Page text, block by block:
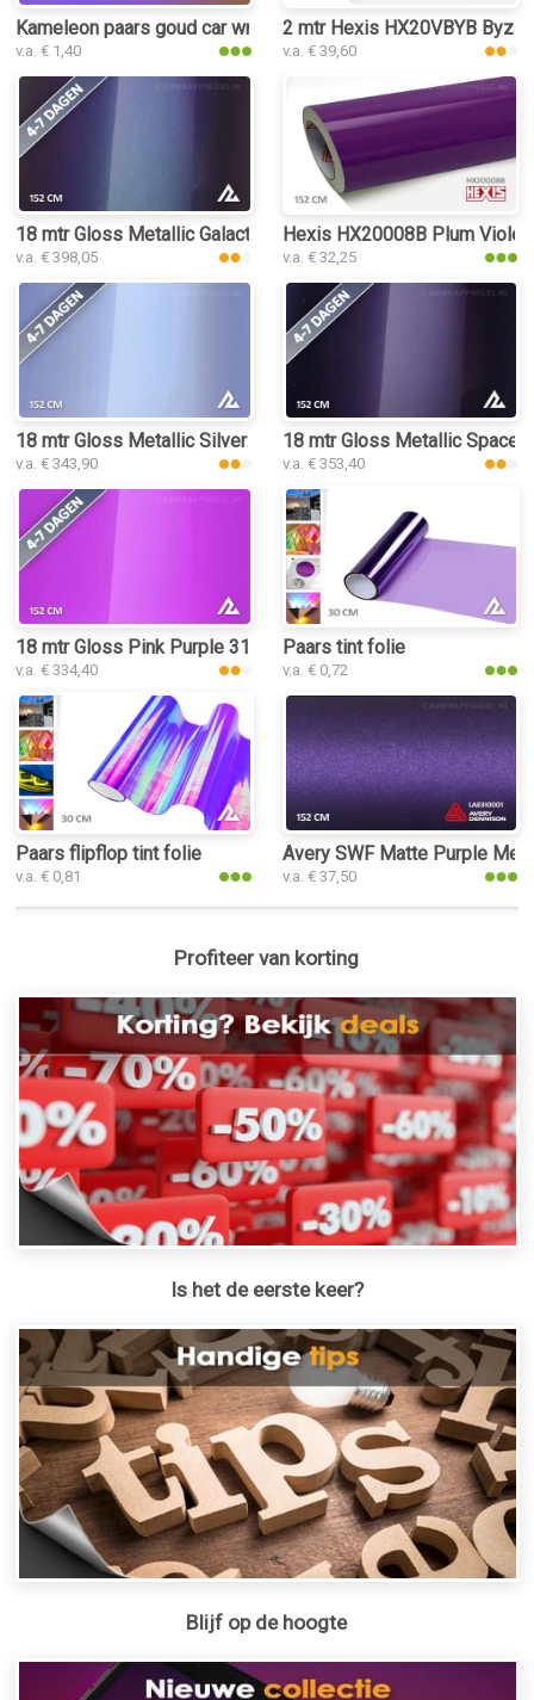
Kameleon paars goud car wrap folie
v.a. € 1,40
2 mtr Hexis HX20VBYB
v.a. € 39,60
18 mtr Gloss Metallic Galactic Chameleon 3274 car wrap folie
v.a. € 398,05
Hexis HX20008B Plum
v.a. € 32,25
18 mtr Gloss Metallic Silver Purple 3021 car wrap folie
v.a. € 343,90
18 mtr Gloss Metallic Space
v.a. € 353,40
18 mtr Gloss Pink Purple 3140 car wrap folie
v.a. € 334,40
Paars tint folie
v.a. € 0,72
Paars flipflop tint folie
v.a. € 0,81
Avery SWF Matte Purple
v.a. € 37,50
Profiteer van korting
Is het de eerste keer?
Blijf op de hoogte